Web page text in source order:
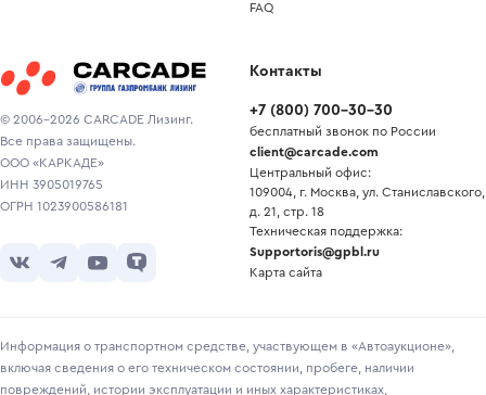
© 2006-2026 CARCADE Лизинг.
Все права защищены.
ООО «КАРКАДЕ»
ИНН 3905019765
ОГРН 1023900586181
FAQ
Контакты
+7 (800) 700-30-30
бесплатный звонок по России
client@carcade.com
Центральный офис:
109004, г. Москва, ул. Станиславского,
д. 21, стр. 18
Техническая поддержка:
Supportoris@gpbl.ru
Карта сайта
Информация о транспортном средстве, участвующем в «Автоаукционе»,
включая сведения о его техническом состоянии, пробеге, наличии
повреждений, истории эксплуатации и иных характеристиках,